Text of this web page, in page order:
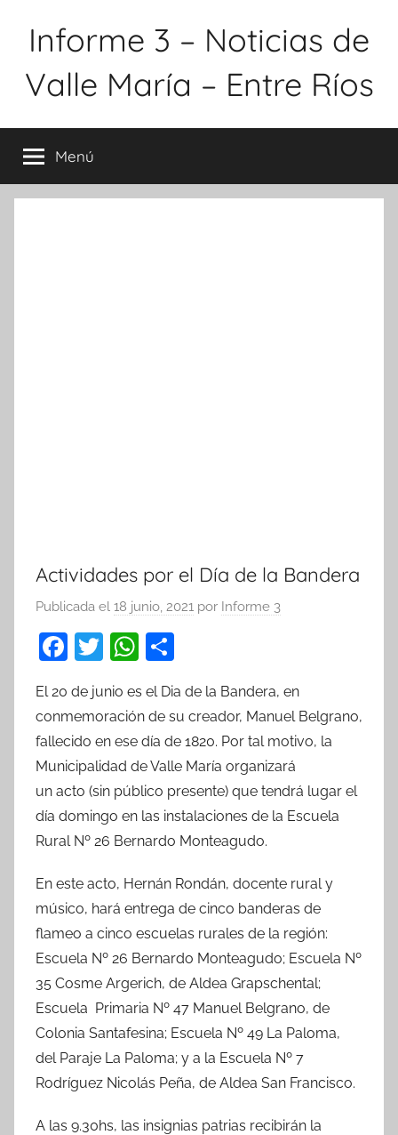
Informe 3 – Noticias de
Valle María – Entre Ríos
Menú
Actividades por el Día de la Bandera
Publicada el 18 junio, 2021 por Informe 3
F
c
e
b
o
o
k
T
itt
er
W
at
s
A
p
p
m
p
ar
tir
El 20 de junio es el Dia de la Bandera, en
conmemoración de su creador, Manuel Belgrano,
fallecido en ese día de 1820. Por tal motivo, la
Municipalidad de Valle María organizará
un acto (sin público presente) que tendrá lugar el
día domingo en las instalaciones de la Escuela
Rural Nº 26 Bernardo Monteagudo.
En este acto, Hernán Rondán, docente rural y
músico, hará entrega de cinco banderas de
flameo a cinco escuelas rurales de la región:
Escuela Nº 26 Bernardo Monteagudo; Escuela Nº
35 Cosme Argerich, de Aldea Grapschental;
Escuela Primaria Nº 47 Manuel Belgrano, de
Colonia Santafesina; Escuela Nº 49 La Paloma,
del Paraje La Paloma; y a la Escuela Nº 7
Rodríguez Nicolás Peña, de Aldea San Francisco.
A las 9.30hs, las insignias patrias recibirán la